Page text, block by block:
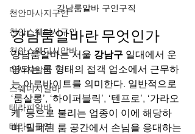
천안마사지구인
천안스웨디시구인
천안스웨디시알바
마사지알바
스웨디시알바
테라피알바
테라피구인
강남룸알바 구인구직
강남룸알바란 무엇인가
강남룸알바는 서울 강남구 일대에서 운
영되는 룸 형태의 접객 업소에서 근무하
는 아르바이트를 의미한다. 일반적으로
‘룸살롱’, ‘하이퍼블릭’, ‘텐프로’, ‘가라오
케’ 등으로 불리는 업종이 이에 해당하
며, 밀폐된 룸 공간에서 손님을 응대하는